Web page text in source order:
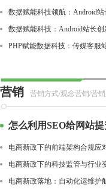
数据赋能科技领航：Android
数据赋能科技：Android站长
PHP赋能数据科技：传媒客服
营销 营销方式/观念营销/营
怎么利用SEO给网站
电商新政下的前端架构合规应
电商新政下的科技监管与行业
电商新政落地：自动化运维护